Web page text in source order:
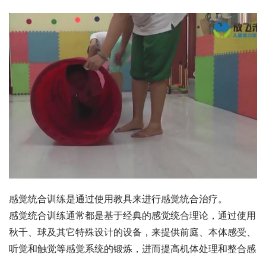
感觉统合训练是通过使用教具来进行感觉统合治疗。
感觉统合训练通常都是基于经典的感觉统合理论，通过使用
秋千、球及其它特殊设计的设备，来提供前庭、本体感受、
听觉和触觉等感觉系统的锻炼，进而提高机体处理和整合感